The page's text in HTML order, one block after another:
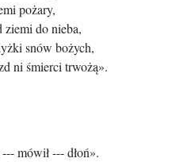
pożary,
ziemi do nieba,
snów bożych,
ni śmierci trwożą».
mówił --- dłoń».